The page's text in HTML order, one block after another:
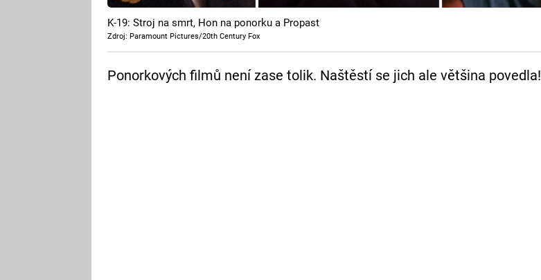
K-19: Stroj na smrt, Hon na ponorku a Propast
Zdroj: Paramount Pictures/20th Century Fox
Ponorkových filmů není zase tolik. Naštěstí se jich ale většina povedla!